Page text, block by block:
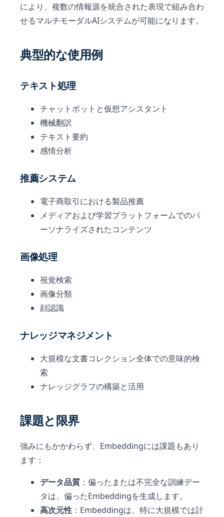
により、複数の情報源を統合された表現で組み合わ
せるマルチモーダルAIシステムが可能になります。
典型的な使用例
テキスト処理
チャットボットと仮想アシスタント
機械翻訳
テキスト要約
感情分析
推薦システム
電子商取引における製品推薦
メディアおよび学習プラットフォームでのパ
ーソナライズされたコンテンツ
画像処理
視覚検索
画像分類
顔認識
ナレッジマネジメント
大規模な文書コレクション全体での意味的検
索
ナレッジグラフの構築と活用
課題と限界
強みにもかかわらず、Embeddingには課題もあり
ます：
データ品質 ：偏ったまたは不完全な訓練デー
タは、偏ったEmbeddingを生成します。
高次元性 ：Embeddingは、特に大規模では計